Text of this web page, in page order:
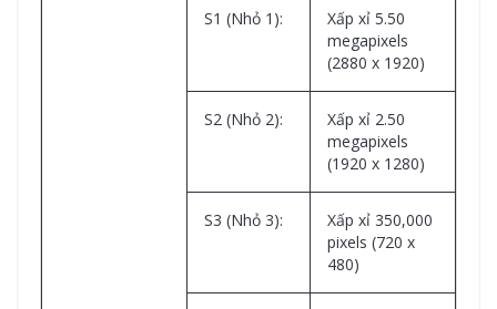
S1 (Nhỏ 1):
Xấp xỉ 5.50
megapixels
(2880 x 1920)
S2 (Nhỏ 2):
Xấp xỉ 2.50
megapixels
(1920 x 1280)
S3 (Nhỏ 3):
Xấp xỉ 350,000
pixels (720 x
480)